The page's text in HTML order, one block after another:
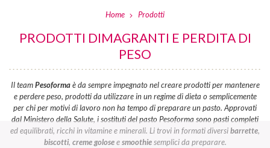
Home Prodotti
PRODOTTI DIMAGRANTI E PERDITA DI
PESO
Il teamPesoformaè da sempre impegnato nel creare prodotti per mantenere
e perdere peso, prodotti da utilizzare in un regime di dieta o semplicemente
per chi per motivi di lavoro non ha tempo di preparare un pasto. Approvati
dal Ministero della Salute, i sostituti del pasto Pesoforma sono pasti completi
ed equilibrati, ricchi in vitamine e minerali. Li trovi in formati diversibarrette,
biscotti, creme goloseesmoothiesemplici da preparare.